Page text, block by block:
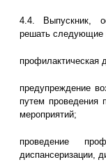
4.4. Выпускник,
решать следующие
профилактическая
предупреждение
путем проведения
мероприятий;
проведение
диспансеризации,